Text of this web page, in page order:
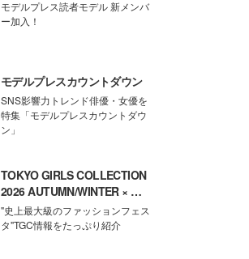
モデルプレス読者モデル 新メンバ
ー加入！
モデルプレスカウントダウン
SNS影響力トレンド俳優・女優を
特集「モデルプレスカウントダウ
ン」
TOKYO GIRLS COLLECTION
2026 AUTUMN/WINTER × モ
デルプレス
"史上最大級のファッションフェス
タ"TGC情報をたっぷり紹介